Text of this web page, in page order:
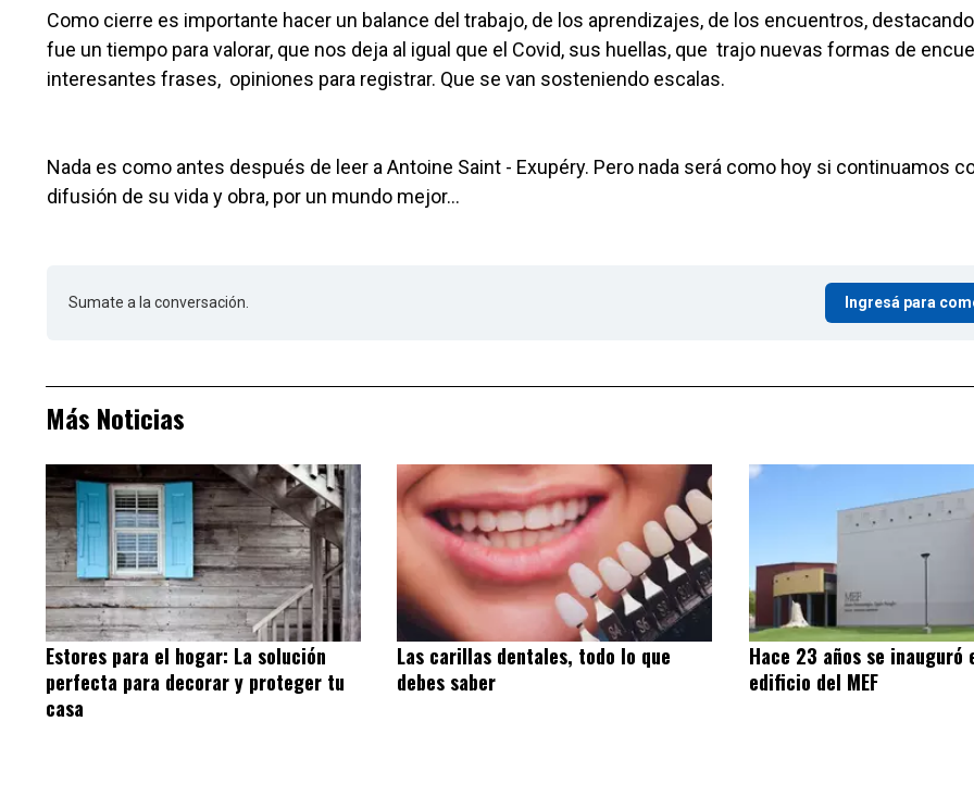
Como cierre es importante hacer un balance del trabajo, de los aprendizajes, de los encuentros,
fue un tiempo para valorar, que nos deja al igual que el Covid, sus huellas, que trajo nuevas formas de
interesantes frases, opiniones para registrar. Que se van sosteniendo escalas.
Nada es como antes después de leer a Antoine Saint - Exupéry. Pero nada será como hoy si continuamos
difusión de su vida y obra, por un mundo mejor…
Sumate a la conversación. Ingresá para
Más Noticias
Estores para el hogar: La solución
perfecta para decorar y proteger tu
casa
Las carillas dentales, todo lo que
debes saber
Hace 23 años se inauguró
edificio del MEF